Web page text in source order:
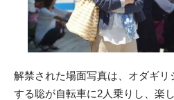
解禁された場面写真は、オダギ
する聡が自転車に2人乗りし、楽